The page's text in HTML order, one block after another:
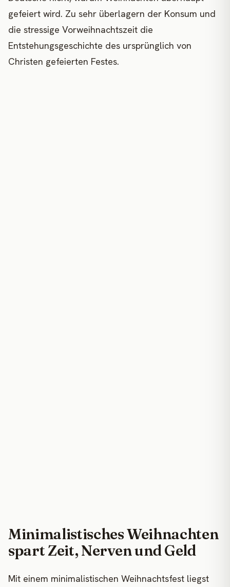
gefeiert wird. Zu sehr überlagern der Konsum und
die stressige Vorweihnachtszeit die
Entstehungsgeschichte des ursprünglich von
Christen gefeierten Festes.
Minimalistisches Weihnachten
spart Zeit, Nerven und Geld
Mit einem minimalistischen Weihnachtsfest liegst